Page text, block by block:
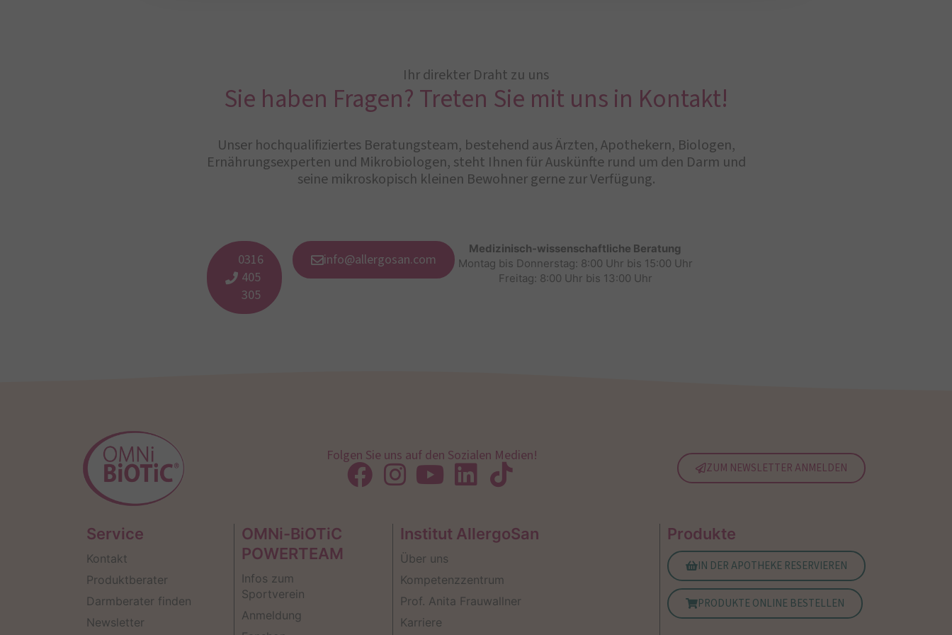
Ihr direkter Draht zu uns
Sie haben Fragen? Treten Sie mit uns in Kontakt!
Unser hochqualifiziertes Beratungsteam, bestehend aus Ärzten, Apothekern, Biologen,
Ernährungsexperten und Mikrobiologen, steht Ihnen für Auskünfte rund um den Darm und
seine mikroskopisch kleinen Bewohner gerne zur Verfügung.
0316
405
305
info@allergosan.com
Medizinisch-wissenschaftliche Beratung
Montag bis Donnerstag: 8:00 Uhr bis 15:00 Uhr
Freitag: 8:00 Uhr bis 13:00 Uhr
Folgen Sie uns auf den Sozialen Medien!
ZUM NEWSLETTER ANMELDEN
Service
Kontakt
Produktberater
Darmberater finden
Newsletter
OMNi-BiOTiC
POWERTEAM
Infos zum
Sportverein
Anmeldung
Institut AllergoSan
Über uns
Kompetenzzentrum
Prof. Anita Frauwallner
Karriere
Produkte
IN DER APOTHEKE RESERVIEREN
PRODUKTE ONLINE BESTELLEN